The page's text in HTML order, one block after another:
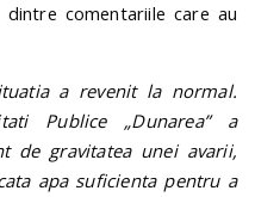
comentariile care au
a revenit la normal.
Publice „Dunarea” a
de gravitatea unei avarii,
apa suficienta pentru a